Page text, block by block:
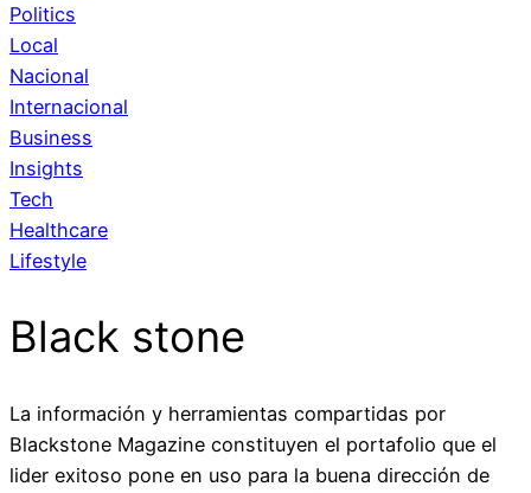
Politics
Local
Nacional
Internacional
Business
Insights
Tech
Healthcare
Lifestyle
Black stone
La información y herramientas compartidas por
Blackstone Magazine constituyen el portafolio que el
lider exitoso pone en uso para la buena dirección de